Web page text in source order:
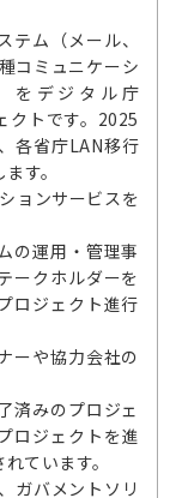
ム（メール、
コミュニケーシ
をデジタル庁
クトです。2025
各省庁LAN移行
す。
ョンサービスを
の運用・管理事
ークホルダーを
ロジェクト進行
ーや協力会社の
済みのプロジェ
ロジェクトを進
ています。
バメントソリ